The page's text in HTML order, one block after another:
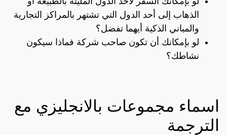
الذهاب إلى أحد الدول التي تشتهر بالمراكز التجارية
والمباني الذكية أيهما تفضل؟
لو بإمكانك أن تكون صاحب شركة فماذا سيكون
نشاطك؟
اسماء مجموعات بالانجليزي مع
الترجمة